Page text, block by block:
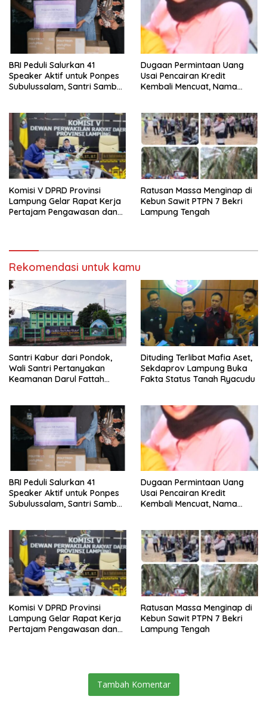
BRI Peduli Salurkan 41
Speaker Aktif untuk Ponpes
Subulussalam, Santri Sambut
Dugaan Permintaan Uang
Usai Pencairan Kredit
Kembali Mencuat, Nama
Komisi V DPRD Provinsi
Lampung Gelar Rapat Kerja
Pertajam Pengawasan dan
Ratusan Massa Menginap di
Kebun Sawit PTPN 7 Bekri
Lampung Tengah
Rekomendasi untuk kamu
Santri Kabur dari Pondok,
Wali Santri Pertanyakan
Keamanan Darul Fattah
Dituding Terlibat Mafia Aset,
Sekdaprov Lampung Buka
Fakta Status Tanah Ryacudu
BRI Peduli Salurkan 41
Speaker Aktif untuk Ponpes
Subulussalam, Santri Sambut
Dugaan Permintaan Uang
Usai Pencairan Kredit
Kembali Mencuat, Nama
Komisi V DPRD Provinsi
Lampung Gelar Rapat Kerja
Pertajam Pengawasan dan
Ratusan Massa Menginap di
Kebun Sawit PTPN 7 Bekri
Lampung Tengah
Tambah Komentar